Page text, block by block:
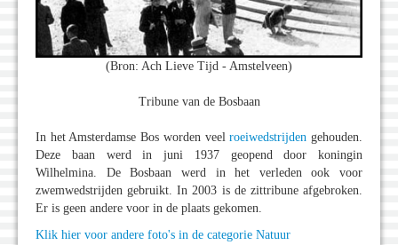
(Bron: Ach Lieve Tijd - Amstelveen)
Tribune van de Bosbaan
In het Amsterdamse Bos worden veelroeiwedstrijden gehouden.
Deze baan werd in juni 1937 geopend door koningin
Wilhelmina. De Bosbaan werd in het verleden ook voor
zwemwedstrijden gebruikt. In 2003 is de zittribune afgebroken.
Er is geen andere voor in de plaats gekomen.
Klik hier voor andere foto's in de categorie Natuur